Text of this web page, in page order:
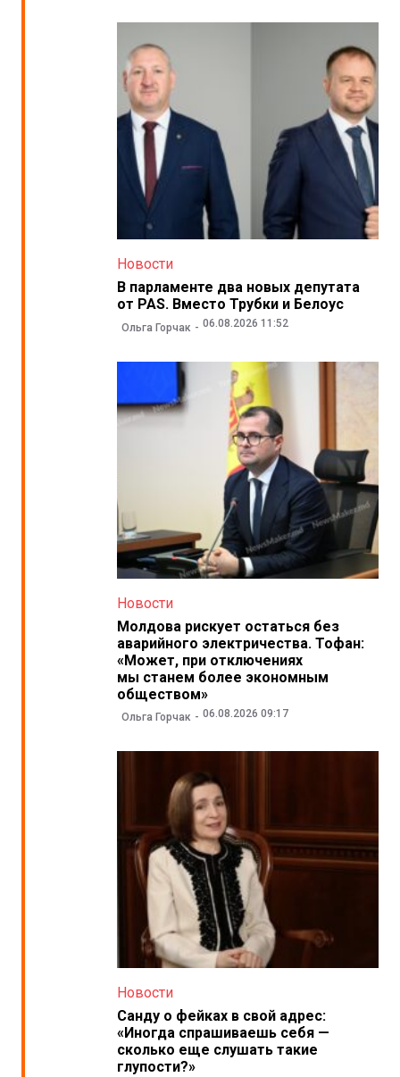
Новости
В парламенте два новых депутата
от PAS. Вместо Трубки и Белоус
Ольга Горчак 06.08.2026 11:52
Новости
Молдова рискует остаться без
аварийного электричества. Тофан:
«Может, при отключениях
мы станем более экономным
обществом»
Ольга Горчак 06.08.2026 09:17
Новости
Санду о фейках в свой адрес:
«Иногда спрашиваешь себя —
сколько еще слушать такие
глупости?»